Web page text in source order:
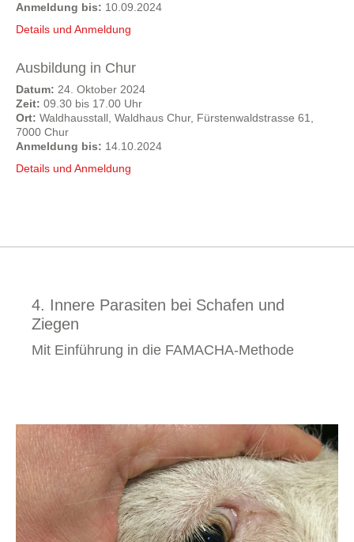
Anmeldung bis: 10.09.2024
Details und Anmeldung
Ausbildung in Chur
Datum: 24. Oktober 2024
Zeit: 09.30 bis 17.00 Uhr
Ort: Waldhausstall, Waldhaus Chur, Fürstenwaldstrasse 61,
7000 Chur
Anmeldung bis: 14.10.2024
Details und Anmeldung
4. Innere Parasiten bei Schafen und
Ziegen
Mit Einführung in die FAMACHA-Methode